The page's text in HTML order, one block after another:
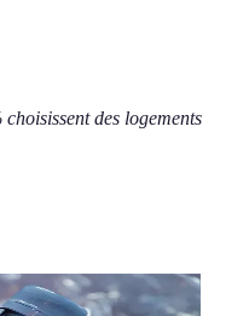
des logements